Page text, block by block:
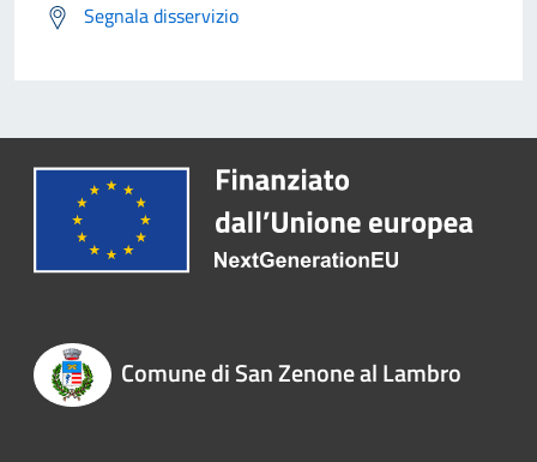
Segnala disservizio
Comune di San Zenone al Lambro